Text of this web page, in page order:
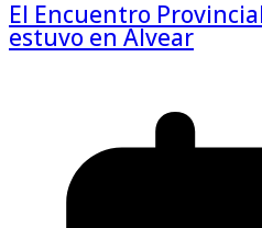
El Encuentro
estuvo en Alvear